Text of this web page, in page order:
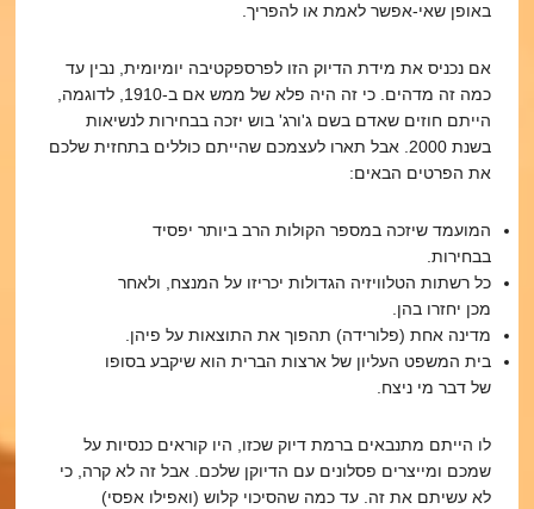
באופן שאי-אפשר לאמת או להפריך.
אם נכניס את מידת הדיוק הזו לפרספקטיבה יומיומית, נבין עד
כמה זה מדהים. כי זה היה פלא של ממש אם ב-1910, לדוגמה,
הייתם חוזים שאדם בשם ג'ורג' בוש יזכה בבחירות לנשיאות
בשנת 2000. אבל תארו לעצמכם שהייתם כוללים בתחזית שלכם
את הפרטים הבאים:
המועמד שיזכה במספר הקולות הרב ביותר יפסיד
בבחירות.
כל רשתות הטלוויזיה הגדולות יכריזו על המנצח, ולאחר
מכן יחזרו בהן.
מדינה אחת (פלורידה) תהפוך את התוצאות על פיהן.
בית המשפט העליון של ארצות הברית הוא שיקבע בסופו
של דבר מי ניצח.
לו הייתם מתנבאים ברמת דיוק שכזו, היו קוראים כנסיות על
שמכם ומייצרים פסלונים עם הדיוקן שלכם. אבל זה לא קרה, כי
לא עשיתם את זה. עד כמה שהסיכוי קלוש (ואפילו אפסי)